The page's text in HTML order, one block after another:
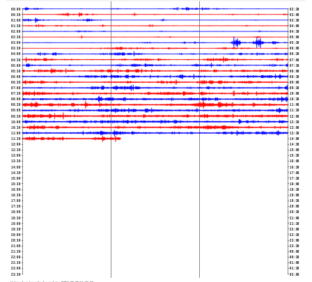
00:00
00:30
01:00
01:30
02:00
02:30
03:00
03:30
04:00
04:30
05:00
05:30
06:00
06:30
07:00
07:30
08:00
08:30
09:00
09:30
10:00
10:30
11:00
11:30
12:00
12:30
13:00
13:30
14:00
14:30
15:00
15:30
16:00
16:30
17:00
17:30
18:00
18:30
19:00
19:30
20:00
20:30
21:00
21:30
22:00
22:30
23:00
23:30
02:30
03:00
03:30
04:00
04:30
05:00
05:30
06:00
06:30
07:00
07:30
08:00
08:30
09:00
09:30
10:00
10:30
11:00
11:30
12:00
12:30
13:00
13:30
14:00
14:30
15:00
15:30
16:00
16:30
17:00
17:30
18:00
18:30
19:00
19:30
20:00
20:30
21:00
21:30
22:00
22:30
23:00
23:30
00:00
00:30
01:00
01:30
02:00